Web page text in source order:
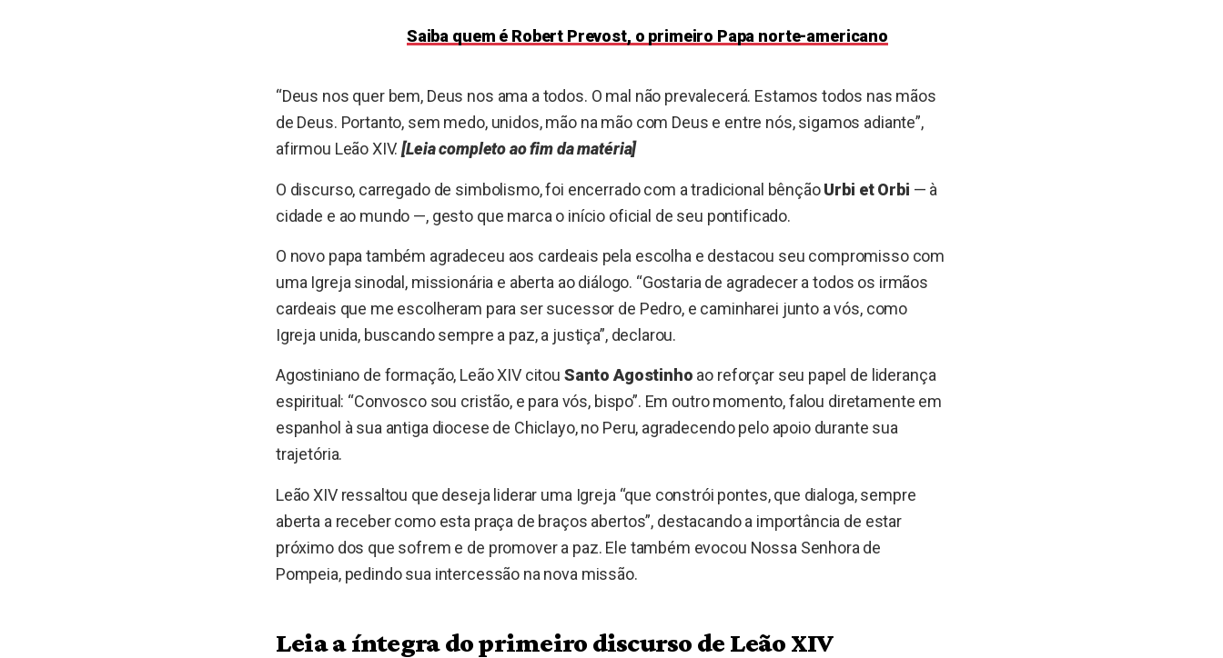
Saiba quem é Robert Prevost, o primeiro Papa norte-americano
“Deus nos quer bem, Deus nos ama a todos. O mal não prevalecerá. Estamos todos nas mãos
de Deus. Portanto, sem medo, unidos, mão na mão com Deus e entre nós, sigamos adiante”,
afirmou Leão XIV.[Leia completo ao fim da matéria]
O discurso, carregado de simbolismo, foi encerrado com a tradicional bênçãoUrbi et Orbi — à
cidade e ao mundo —, gesto que marca o início oficial de seu pontificado.
O novo papa também agradeceu aos cardeais pela escolha e destacou seu compromisso com
uma Igreja sinodal, missionária e aberta ao diálogo. “Gostaria de agradecer a todos os irmãos
cardeais que me escolheram para ser sucessor de Pedro, e caminharei junto a vós, como
Igreja unida, buscando sempre a paz, a justiça”, declarou.
Agostiniano de formação, Leão XIV citou Santo Agostinho ao reforçar seu papel de liderança
espiritual: “Convosco sou cristão, e para vós, bispo”. Em outro momento, falou diretamente em
espanhol à sua antiga diocese de Chiclayo, no Peru, agradecendo pelo apoio durante sua
trajetória.
Leão XIV ressaltou que deseja liderar uma Igreja “que constrói pontes, que dialoga, sempre
aberta a receber como esta praça de braços abertos”, destacando a importância de estar
próximo dos que sofrem e de promover a paz. Ele também evocou Nossa Senhora de
Pompeia, pedindo sua intercessão na nova missão.
Leia a íntegra do primeiro discurso de Leão XIV